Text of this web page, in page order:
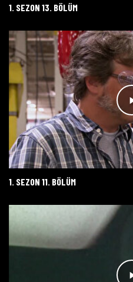
1. SEZON 13. BÖLÜM
1. SEZON 11. BÖLÜM